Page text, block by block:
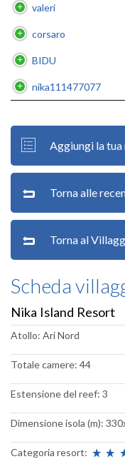
Aggiungi la tua
Torna alle
Torna al
Scheda
Nika Island Resort
Atollo: Ari Nord
Totale camere: 44
Estensione del reef: 3
Dimensione isola (m):
Categoria resort:
valeri
corsaro
BIDU
nika111477077